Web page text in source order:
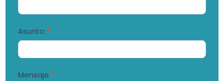
Asunto *
Mensaje *